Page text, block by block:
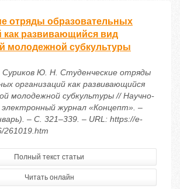
отряды образовательных
как развивающийся вид
молодежной субкультуры
Суриков Ю. Н. Студенческие отряды
организаций как развивающийся
молодежной субкультуры // Научно-
журнал «Концепт». –
– С. 321–339. – URL: https://e-
261019.htm
Полный текст статьи
Читать онлайн